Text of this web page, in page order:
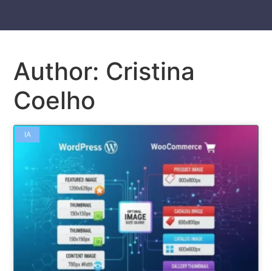
Author: Cristina
Coelho
IA